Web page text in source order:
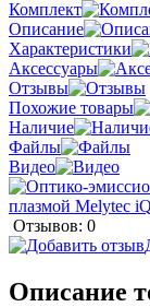
Комплект
Описание
Характеристики
Аксессуары
Отзывы
Похожие товары
Наличие
Файлы
Видео
Отзывов: 0
Описание